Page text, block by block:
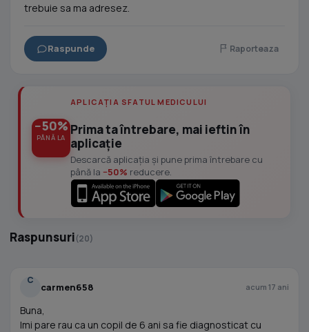
trebuie sa ma adresez.
Raspunde Raporteaza
−50%
PÂNĂ LA
APLICAȚIA SFATUL MEDICULUI
Prima ta întrebare, mai ieftin în
aplicație
Descarcă aplicația și pune prima întrebare cu
până la −50% reducere.
Raspunsuri(20)
C
carmen658 acum 17 ani
Buna,
Imi pare rau ca un copil de 6 ani sa fie diagnosticat cu